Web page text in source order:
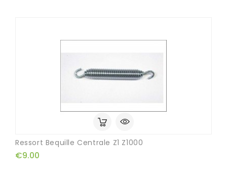
Ressort Bequille Centrale Z1 Z1000
€9.00